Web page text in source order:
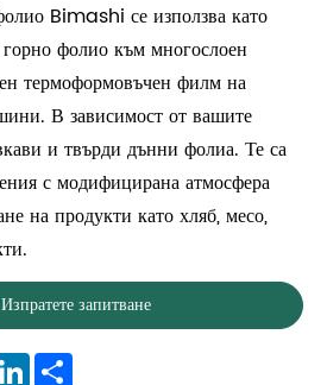
Bimashi се използва като
фолио към многослоен
термоформовъчен филм на
В зависимост от вашите
и твърди дънни фолиа. Те са
с модифицирана атмосфера
на продукти като хляб, месо,
Изпратете запитване
LinkedIn